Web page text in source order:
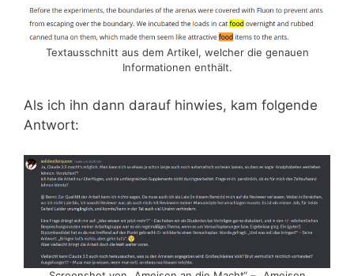
Textausschnitt aus dem Artikel, welcher die genauen
Informationen enthält.
Als ich ihn dann darauf hinwies, kam folgende
Antwort: